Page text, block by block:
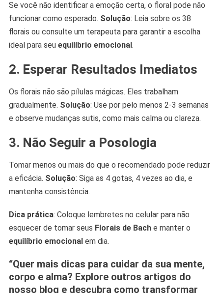
Se você não identificar a emoção certa, o floral pode não
funcionar como esperado. Solução: Leia sobre os 38
florais ou consulte um terapeuta para garantir a escolha
ideal para seu equilíbrio emocional .
2. Esperar Resultados Imediatos
Os florais não são pílulas mágicas. Eles trabalham
gradualmente. Solução: Use por pelo menos 2-3 semanas
e observe mudanças sutis, como mais calma ou clareza.
3. Não Seguir a Posologia
Tomar menos ou mais do que o recomendado pode reduzir
a eficácia. Solução: Siga as 4 gotas, 4 vezes ao dia, e
mantenha consistência.
Dica prática: Coloque lembretes no celular para não
esquecer de tomar seus Florais de Bache manter o
equilíbrio emocional em dia.
“Quer mais dicas para cuidar da sua mente,
corpo e alma? Explore outros artigos do
nosso blog e descubra como transformar